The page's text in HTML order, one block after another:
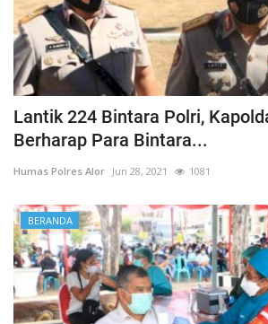
Lantik 224 Bintara Polri,
Berharap Para Bintara...
Humas Polres Alor Jun 28, 2021 1081
BERANDA